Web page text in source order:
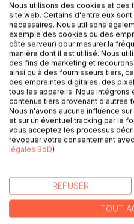
DESCRIPTION
Premier rendez-vous avec
des mots murmurés. Des
ou assassins, égrainés au fil
d'écriture tissée d'émotions.
des écrits empreints de
CRITIQUES PRESSE
Nous utilisons des cookies et des
site web. Certains d'entre eux
nécessaires. Nous utilisons
exemple des cookies ou des
côté serveur) pour mesurer la
manière dont il est utilisé. Nous
des fins de marketing et
ainsi qu'à des fournisseurs tiers,
des empreintes digitales, des
tous les appareils. Nous intégrons
contenus tiers provenant d'autres
Nous n'avons aucune influence
et sur un éventuel tracking par le
vous acceptez les processus
révoquer votre consentement
légales BoD)
REFUSER
TOUT